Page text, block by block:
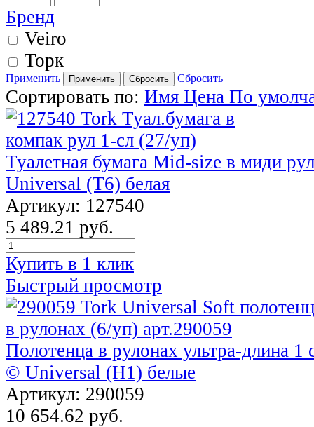
Бренд
Veiro
Торк
Применить Сбросить
Сортировать по: Имя Цена По
Туалетная бумага Mid-size в миди
Universal (T6) белая
Артикул: 127540
5 489.21 руб.
Купить в 1 клик
Быстрый просмотр
Полотенца в рулонах ультра-длина
© Universal (Н1) белые
Артикул: 290059
10 654.62 руб.